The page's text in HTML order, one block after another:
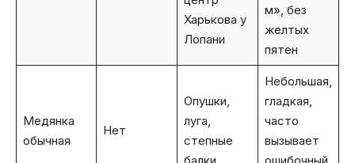
Харькова у
Лопани
м», без
желтых
пятен
Медянка
обычная
Нет
Опушки,
луга,
степные
Небольшая,
гладкая,
часто
вызывает